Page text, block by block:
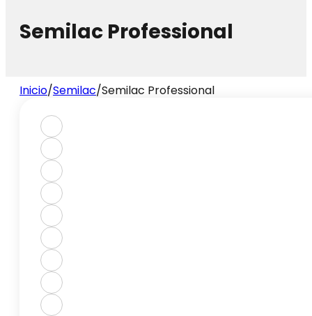
Semilac Professional
Inicio/Semilac/Semilac Professional